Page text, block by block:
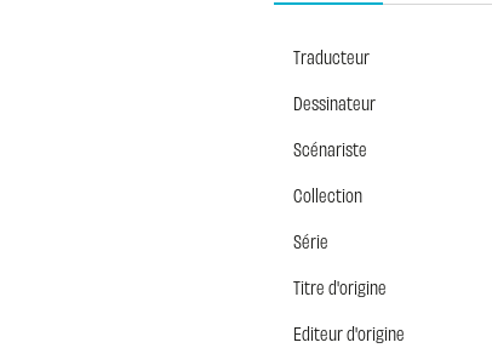
Traducteur
Dessinateur
Scénariste
Collection
Série
Titre d'origine
Editeur d'origine